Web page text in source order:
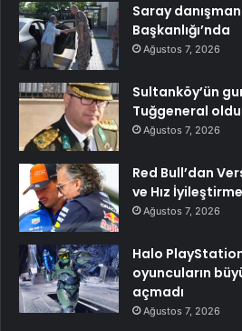
Saray
Başkanlığı’nda
Ağustos 7, 2026
Sultanköy’ün
Tuğgeneral oldu
Ağustos 7, 2026
Red Bull’dan
ve Hız
Ağustos 7, 2026
Halo
oyuncuların
açmadı
Ağustos 7, 2026